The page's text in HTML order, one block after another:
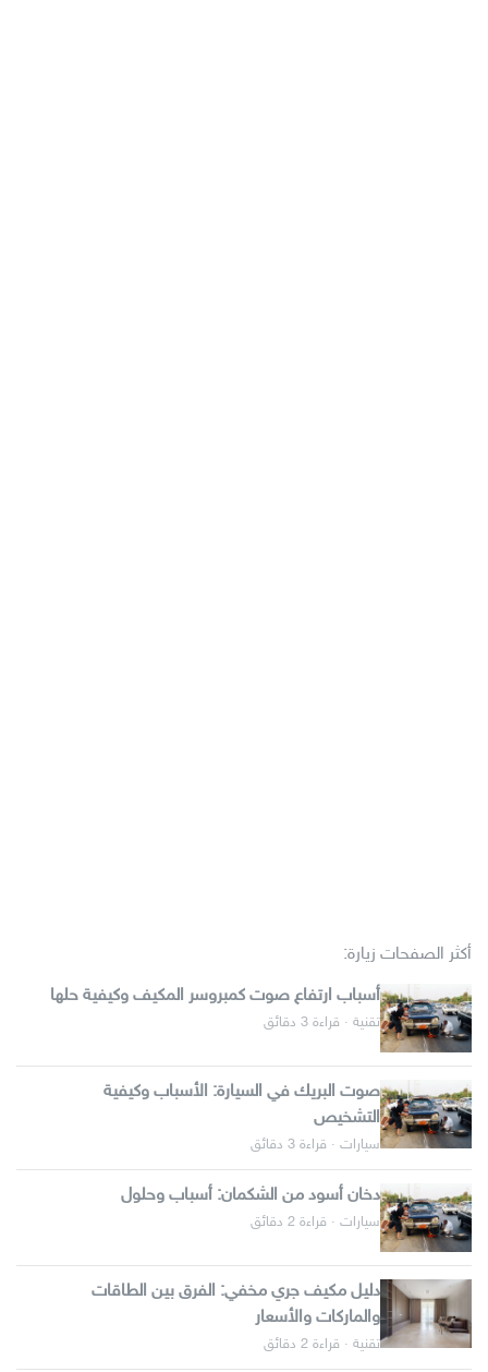
أكثر الصفحات زيارة:
أسباب ارتفاع صوت كمبروسر المكيف وكيفية حلها
تقنية · قراءة 3 دقائق
صوت البريك في السيارة: الأسباب وكيفية
التشخيص
سيارات · قراءة 3 دقائق
دخان أسود من الشكمان: أسباب وحلول
سيارات · قراءة 2 دقائق
دليل مكيف جري مخفي: الفرق بين الطاقات
والماركات والأسعار
تقنية · قراءة 2 دقائق